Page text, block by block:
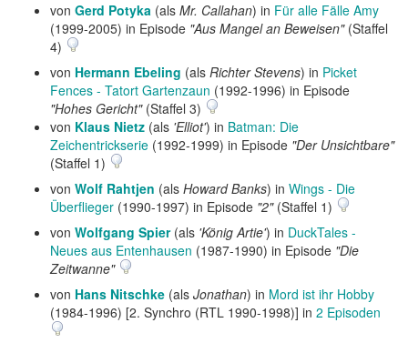
von Gerd Potyka (als Mr. Callahan) in Für alle Fälle Amy
(1999-2005) in Episode "Aus Mangel an Beweisen"(Staffel
4)
von Hermann Ebeling (als Richter Stevens) in Picket
Fences - Tatort Gartenzaun (1992-1996) in Episode
"Hohes Gericht"(Staffel 3)
von Klaus Nietz (als 'Elliot') in Batman: Die
Zeichentrickserie (1992-1999) in Episode "Der Unsichtbare"
(Staffel 1)
von Wolf Rahtjen (als Howard Banks) in Wings - Die
Überflieger (1990-1997) in Episode "2"(Staffel 1)
von Wolfgang Spier(als 'König Artie') in DuckTales -
Neues aus Entenhausen (1987-1990) in Episode "Die
Zeitwanne"
von Hans Nitschke (als Jonathan) in Mord ist ihr Hobby
(1984-1996) [2. Synchro (RTL 1990-1998)] in 2 Episoden